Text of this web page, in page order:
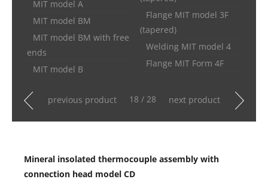
MIT model A
MIT model BM
MIT model BM with free
ends
MIT model B
Flange MIT model 3F
(tapered)
Welding MIT model 4
Flange MIT Form 4F
previous product 18 / 28 next product
Mineral insolated thermocouple assembly with
connection head model CD